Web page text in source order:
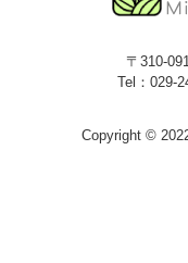
〒310-
Tel：029-
Copyright ©